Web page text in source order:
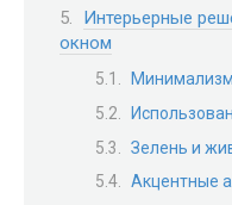
Интерьерные
окном
Зелень и
Акцентные